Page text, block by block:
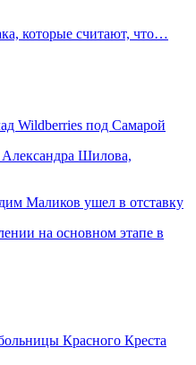
которые считают, что…
Wildberries под Самарой
Шилова,
Маликов ушел в отставку
на основном этапе в
Красного Креста